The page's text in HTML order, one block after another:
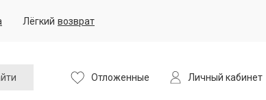
Лёгкий возврат
Отложенные Личный кабинет